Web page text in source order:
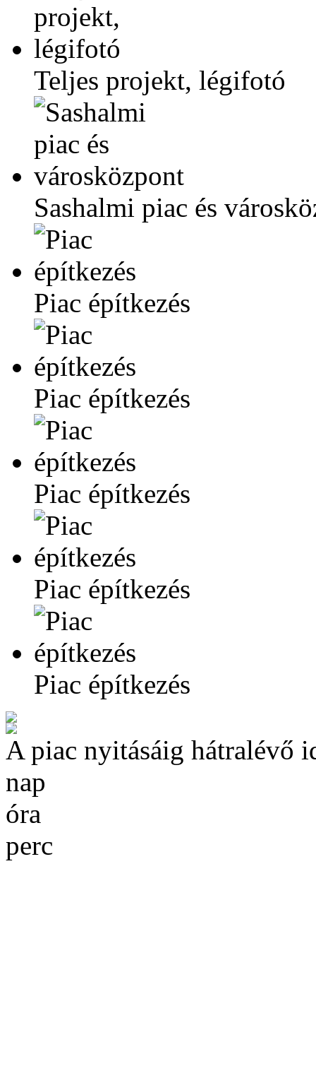
Teljes projekt, légifotó
Sashalmi piac és
Piac építkezés
Piac építkezés
Piac építkezés
Piac építkezés
Piac építkezés
A piac nyitásáig hátralévő
nap
óra
perc